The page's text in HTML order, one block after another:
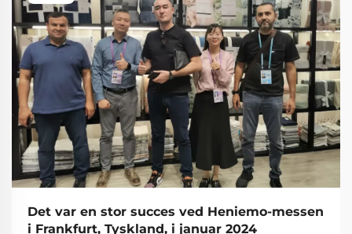
Det var en stor succes ved Heniemo-messen
i Frankfurt, Tyskland, i januar 2024